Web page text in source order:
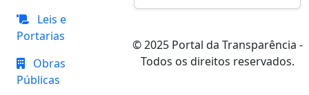
Leis e
Portarias
Obras
Públicas
© 2025 Portal da Transparência -
Todos os direitos reservados.